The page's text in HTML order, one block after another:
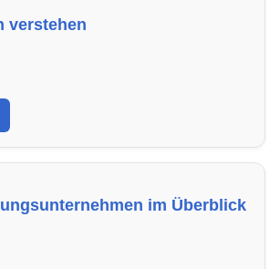
verstehen
Nebenkosten rechtmäßig sind und
Belastung optimieren
im Überblick